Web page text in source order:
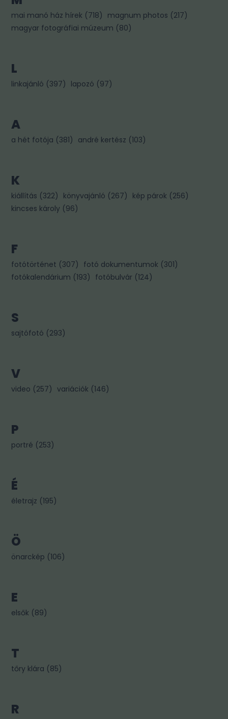
mai manó ház hírek (718) magnum photos (217)
magyar fotográfiai múzeum (80)
L
linkajánló (397) lapozó (97)
A
a hét fotója (381) andré kertész (103)
K
kiállítás (322) könyvajánló (267) kép párok (256)
kincses károly (96)
F
fotótörténet (307) fotó dokumentumok (301)
fotókalendárium (193) fotóbulvár (124)
S
sajtófotó (293)
V
video (257) variációk (146)
P
portré (253)
É
életrajz (195)
Ö
önarckép (106)
E
elsők (89)
T
tőry klára (85)
R